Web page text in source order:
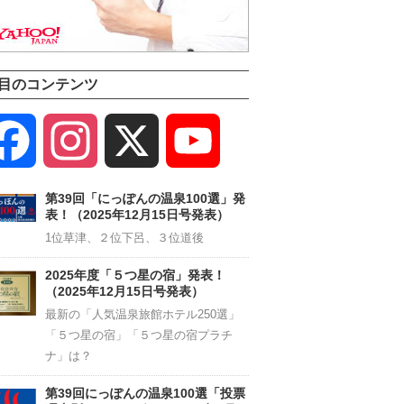
のコンテンツ
Facebook Instagram
Channel
第39回「にっぽんの温泉100選」発
表！（2025年12月15日号発表）
1位草津、２位下呂、３位道後
2025年度「５つ星の宿」発表！
（2025年12月15日号発表）
最新の「人気温泉旅館ホテル250選」
「５つ星の宿」「５つ星の宿プラチ
ナ」は？
第39回にっぽんの温泉100選「投票